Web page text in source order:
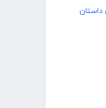
داستان